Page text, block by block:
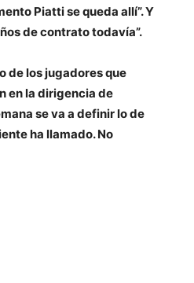
Piatti se queda allí”. Y
de contrato todavía”.
de los jugadores que
en la dirigencia de
se va a definir lo de
ha llamado. No